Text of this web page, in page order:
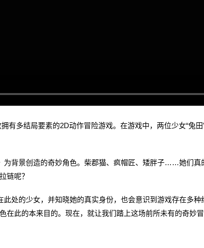
有多结局要素的2D动作冒险游戏。在游戏中，两位少女“兔田
背景创造的奇妙角色。柴郡猫、疯帽匠、矮胖子……她们真
链呢？
处的少女，并知晓她的真实身份，也会意识到游戏存在多种
在此的本来目的。现在，就让我们踏上这场前所未有的奇妙冒